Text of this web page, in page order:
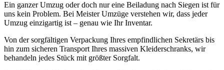
Ein ganzer Umzug oder doch nur eine Beiladung nach Siegen ist für
uns kein Problem. Bei Meister Umzüge verstehen wir, dass jeder
Umzug einzigartig ist – genau wie Ihr Inventar.
Von der sorgfältigen Verpackung Ihres empfindlichen Sekretärs bis
hin zum sicheren Transport Ihres massiven Kleiderschranks, wir
behandeln jedes Stück mit größter Sorgfalt.